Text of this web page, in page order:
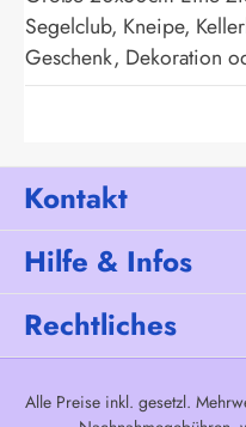
Segelclub, Kneipe,
Geschenk, Dekoration
Kontakt
Hilfe & Infos
Rechtliches
Alle Preise inkl. gesetzl.